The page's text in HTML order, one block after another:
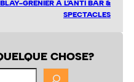
GRENIER À L’ANTI BAR &
SPECTACLES
CHOSE?